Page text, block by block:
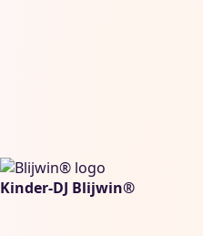
Kinder-DJ Blijwin®